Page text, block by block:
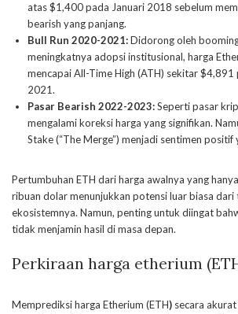
atas $1,400 pada Januari 2018 sebelum
bearish yang panjang.
Bull Run 2020-2021:Didorong oleh
meningkatnya adopsi institusional, harga
mencapai All-Time High (ATH) sekitar
2021.
Pasar Bearish 2022-2023:Seperti pasar
mengalami koreksi harga yang signifikan.
Stake (“The Merge”) menjadi sentimen positif
Pertumbuhan ETH dari harga awalnya yang
ribuan dolar menunjukkan potensi luar biasa dari
ekosistemnya. Namun, penting untuk diingat
tidak menjamin hasil di masa depan.
Perkiraan harga etherium
Memprediksi harga Etherium (ETH) secara